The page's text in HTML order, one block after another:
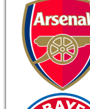
Кубок Испании
Кубок Италии
Лига Наций
ЧМ 2026